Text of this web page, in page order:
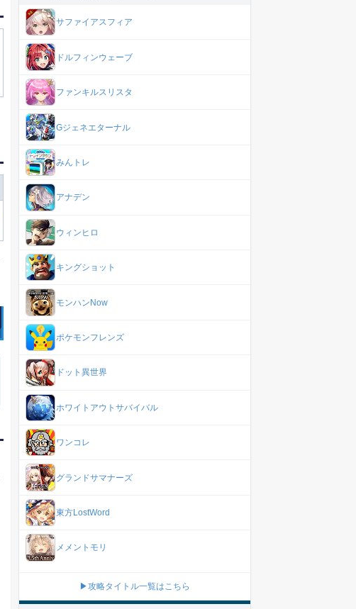
サファイアスフィア
ドルフィンウェーブ
ファンキルスリスタ
Gジェネエターナル
みんトレ
アナデン
ウィンヒロ
キングショット
モンハンNow
ポケモンフレンズ
ドット異世界
ホワイトアウトサバイバル
ワンコレ
グランドサマナーズ
東方LostWord
メメントモリ
▶攻略タイトル一覧はこちら